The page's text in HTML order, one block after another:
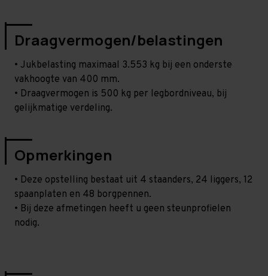
Draagvermogen/belastingen
• Jukbelasting maximaal 3.553 kg bij een onderste
vakhoogte van 400 mm.
• Draagvermogen is 500 kg per legbordniveau, bij
gelijkmatige verdeling.
Opmerkingen
• Deze opstelling bestaat uit 4 staanders, 24 liggers, 12
spaanplaten en 48 borgpennen.
• Bij deze afmetingen heeft u geen steunprofielen
nodig.